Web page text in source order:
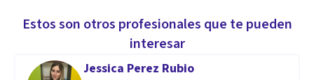
formativas y otras formaciones complementarias
relacionadas con la Psicoterapia.
Así mismo me desempeño en el papel de Perito Autorizado
Estos son otros profesionales que te pueden
interesar
Jessica Perez Rubio